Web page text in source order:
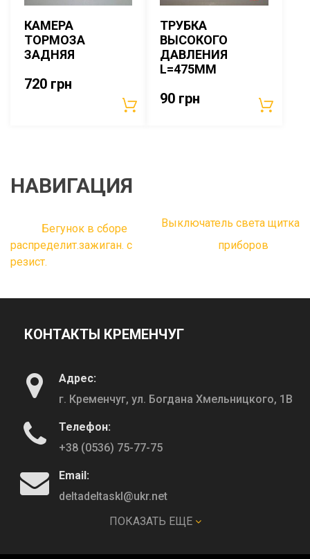
КАМЕРА
ТОРМОЗА
ЗАДНЯЯ
720 грн
ТРУБКА
ВЫСОКОГО
ДАВЛЕНИЯ
L=475ММ
90 грн
НАВИГАЦИЯ
Бегунок в сборе
распределит.зажиган. с
резист.
Выключатель света щитка
приборов
КОНТАКТЫ КРЕМЕНЧУГ
Адрес:
г. Кременчуг, ул. Богдана Хмельницкого, 1В
Телефон:
+38 (0536) 75-77-75
Email:
deltadeltaskl@ukr.net
ПОКАЗАТЬ ЕЩЕ